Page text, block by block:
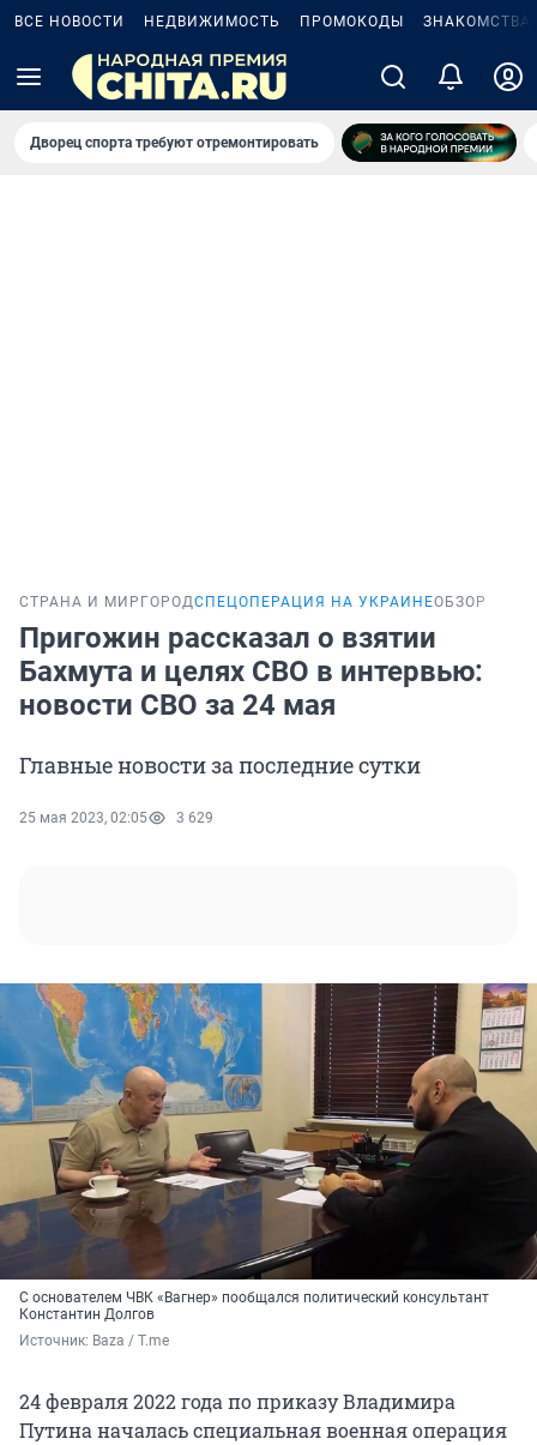
ВСЕ НОВОСТИ НЕДВИЖИМОСТЬ ПРОМОКОДЫ ЗНАКОМСТВА
Дворец спорта требуют отремонтировать
СТРАНА И МИР ГОРОДСПЕЦОПЕРАЦИЯ НА УКРАИНЕОБЗОР
Пригожин рассказал о взятии
Бахмута и целях СВО в интервью:
новости СВО за 24 мая
Главные новости за последние сутки
25 мая 2023, 02:05 3 629
С основателем ЧВК «Вагнер» пообщался политический консультант
Константин Долгов
Источник: Baza / T.me
24 февраля 2022 года по приказу Владимира
Путина началась специальная военная операция